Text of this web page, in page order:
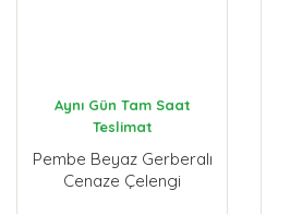
Aynı Gün Tam Saat
Teslimat
Pembe Beyaz Gerberalı
Cenaze Çelengi